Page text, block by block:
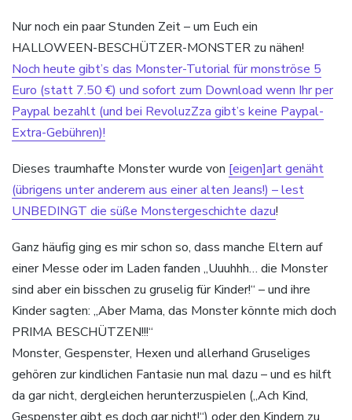
Nur noch ein paar Stunden Zeit – um Euch ein
HALLOWEEN-BESCHÜTZER-MONSTER zu nähen!
Noch heute gibt’s das Monster-Tutorial für monströse 5
Euro (statt 7.50 €) und sofort zum Download wenn Ihr per
Paypal bezahlt (und bei RevoluzZza gibt’s keine Paypal-
Extra-Gebühren)!
Dieses traumhafte Monster wurde von [eigen]art genäht
(übrigens unter anderem aus einer alten Jeans!) – lest
UNBEDINGT die süße Monstergeschichte dazu!
Ganz häufig ging es mir schon so, dass manche Eltern auf
einer Messe oder im Laden fanden „Uuuhhh… die Monster
sind aber ein bisschen zu gruselig für Kinder!“ – und ihre
Kinder sagten: „Aber Mama, das Monster könnte mich doch
PRIMA BESCHÜTZEN!!!“
Monster, Gespenster, Hexen und allerhand Gruseliges
gehören zur kindlichen Fantasie nun mal dazu – und es hilft
da gar nicht, dergleichen herunterzuspielen („Ach Kind,